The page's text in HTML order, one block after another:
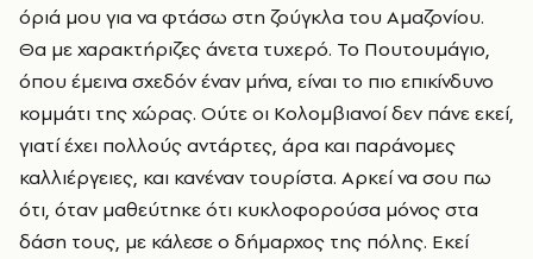
όριά μου για να φτάσω στη ζούγκλα του Αμαζονίου.
Θα με χαρακτήριζες άνετα τυχερό. Το Πουτουμάγιο,
όπου έμεινα σχεδόν έναν μήνα, είναι το πιο επικίνδυνο
κομμάτι της χώρας. Ούτε οι Κολομβιανοί δεν πάνε εκεί,
γιατί έχει πολλούς αντάρτες, άρα και παράνομες
καλλιέργειες, και κανέναν τουρίστα. Αρκεί να σου πω
ότι, όταν μαθεύτηκε ότι κυκλοφορούσα μόνος στα
δάση τους, με κάλεσε ο δήμαρχος της πόλης. Εκεί